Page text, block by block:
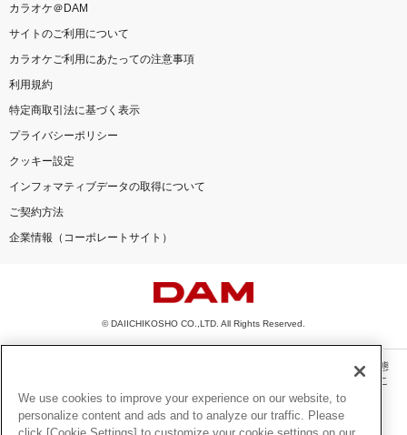
カラオケ＠DAM
サイトのご利用について
カラオケご利用にあたっての注意事項
利用規約
特定商取引法に基づく表示
プライバシーポリシー
クッキー設定
インフォマティブデータの取得について
ご契約方法
企業情報（コーポレートサイト）
© DAIICHIKOSHO CO.,LTD. All Rights Reserved.
このサイトに掲載されている一切の文章・画像・写真・動画・音声等を、手段や形態
を問わず、著作権法の定める範囲を超えて無断で複製、転載、ファイル化などするこ
とを禁じます。
楽曲及びコンテンツは、機種によりご利用いただけない場合があります。
We use cookies to improve your experience on our website, to
personalize content and ads and to analyze our traffic. Please